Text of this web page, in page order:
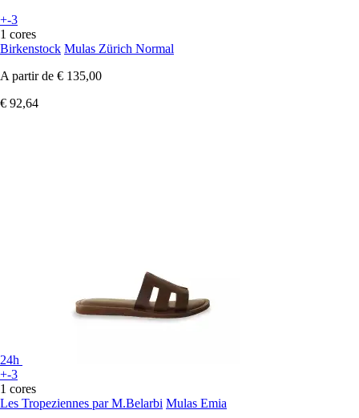
+-3
1 cores
Birkenstock Mulas Zürich Normal
A partir de € 135,00
€ 92,64
24h
+-3
1 cores
Les Tropeziennes par M.Belarbi Mulas Emia